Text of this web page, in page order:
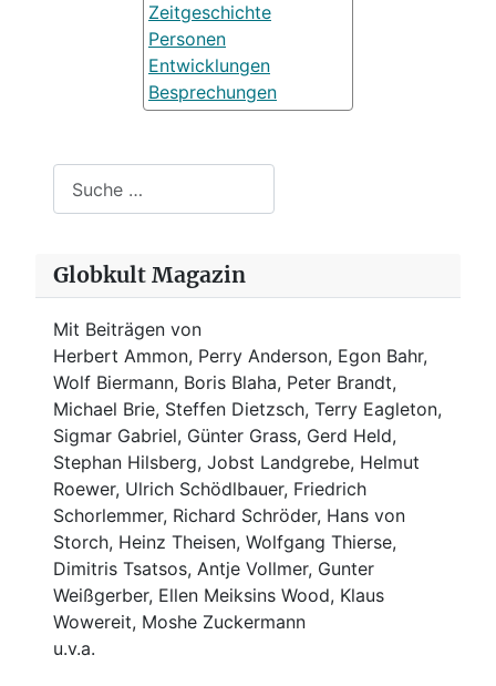
Zeitgeschichte
Personen
Entwicklungen
Besprechungen
Globkult Magazin
Mit Beiträgen von
Herbert Ammon, Perry Anderson, Egon Bahr,
Wolf Biermann, Boris Blaha, Peter Brandt,
Michael Brie, Steffen Dietzsch, Terry Eagleton,
Sigmar Gabriel, Günter Grass, Gerd Held,
Stephan Hilsberg, Jobst Landgrebe, Helmut
Roewer, Ulrich Schödlbauer, Friedrich
Schorlemmer, Richard Schröder, Hans von
Storch, Heinz Theisen, Wolfgang Thierse,
Dimitris Tsatsos, Antje Vollmer, Gunter
Weißgerber, Ellen Meiksins Wood, Klaus
Wowereit, Moshe Zuckermann
u.v.a.